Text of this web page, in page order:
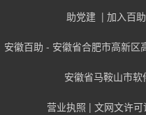
助党建 | 加入百助
安徽百助 - 安徽省合肥市高新
安徽省马鞍山市
营业执照 | 文网文许